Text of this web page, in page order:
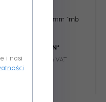
i nasi
Rura spiro fi 60mm 1mb
PLN*
* z podatkiem VAT